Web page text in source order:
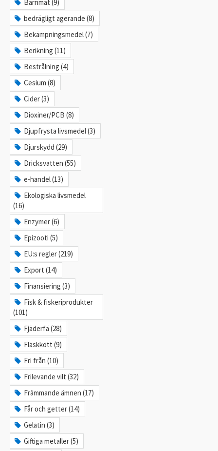
Barnmat (9)
bedrägligt agerande (8)
Bekämpningsmedel (7)
Berikning (11)
Bestrålning (4)
Cesium (8)
Cider (3)
Dioxiner/PCB (8)
Djupfrysta livsmedel (3)
Djurskydd (29)
Dricksvatten (55)
e-handel (13)
Ekologiska livsmedel
(16)
Enzymer (6)
Epizooti (5)
EU:s regler (219)
Export (14)
Finansiering (3)
Fisk & fiskeriprodukter
(101)
Fjäderfä (28)
Fläskkött (9)
Fri från (10)
Frilevande vilt (32)
Främmande ämnen (17)
Får och getter (14)
Gelatin (3)
Giftiga metaller (5)